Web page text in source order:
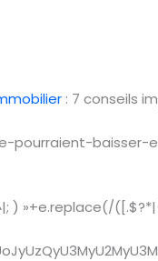
: 7 conseils
baisser-
) »+e.replace(/